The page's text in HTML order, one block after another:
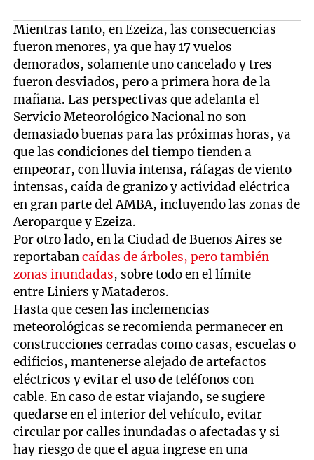
Mientras tanto, en Ezeiza, las consecuencias
fueron menores, ya que hay 17 vuelos
demorados, solamente uno cancelado y tres
fueron desviados, pero a primera hora de la
mañana. Las perspectivas que adelanta el
Servicio Meteorológico Nacional no son
demasiado buenas para las próximas horas, ya
que las condiciones del tiempo tienden a
empeorar, con lluvia intensa, ráfagas de viento
intensas, caída de granizo y actividad eléctrica
en gran parte del AMBA, incluyendo las zonas de
Aeroparque y Ezeiza.
Por otro lado, en la Ciudad de Buenos Aires se
reportabancaídas de árboles, pero también
zonas inundadas, sobre todo en el límite
entre Liniers y Mataderos.
Hasta que cesen las inclemencias
meteorológicas se recomienda permanecer en
construcciones cerradas como casas, escuelas o
edificios, mantenerse alejado de artefactos
eléctricos y evitar el uso de teléfonos con
cable. En caso de estar viajando, se sugiere
quedarse en el interior del vehículo, evitar
circular por calles inundadas o afectadas y si
hay riesgo de que el agua ingrese en una